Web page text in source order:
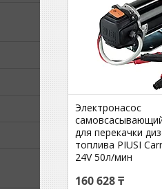
Электронасос
для перекачки
топлива PIUSI
24V 50л/мин
160 628 ₸